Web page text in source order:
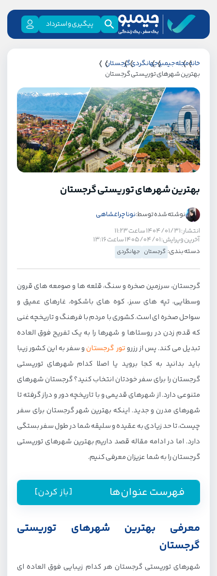
پیگیری و استرداد
خانهمجله جیمبوجهانگردیگرجستان
بهترین شهرهای توریستی گرجستان
بهترین شهرهای توریستی گرجستان
نوشته شده توسط:نونا چراغشاهی
انتشار: ۱۴۰۴/۰۱/۳۱ ساعت ۱۱:۲۳
آخرین ویرایش: ۱۴۰۵/۰۴/۰۱ ساعت ۱۳:۱۶
دسته بندی: گرجستان جهانگردی
گرجستان، سرزمین صخره و سنگ، قلعه ها و صومعه های قرون
وسطایی، تپه های سبز، کوه های باشکوه، غارهای عمیق و
سواحل صخره ای است. کشوری با مردم با فرهنگ و تاریخچه غنی
که قدم زدن در روستاها و شهرها را به یک تفریح فوق العاده
تبدیل می کند. پس از رزروتور گرجستانو سفر به این کشور زیبا
باید بدانید به کجا بروید یا اصلا کدام شهرهای توریستی
گرجستان را برای سفر خودتان انتخاب کنید؟ گرجستان شهرهای
متنوعی دارد. از شهرهای قدیمی و با تاریخچه دور و دراز گرفته تا
شهرهای مدرن و جدید. اینکه بهترین شهر گرجستان برای سفر
چیست، تا حد زیادی به عقیده و سلیقه شما در طول سفر بستگی
دارد. اما در ادامه مقاله قصد داریم بهترین شهرهای توریستی
گرجستان را به شما عزیزان معرفی کنیم.
فهرست عنوان‌ها [باز کردن]
2. باتومی (Batumi)
3. برجومی (Borjomi)
معرفی بهترین شهرهای توریستی
گرجستان
شهرهای توریستی گرجستان هر کدام زیبایی فوق العاده ای